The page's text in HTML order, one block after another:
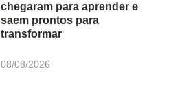
chegaram para aprender e
saem prontos para
transformar
08/08/2026